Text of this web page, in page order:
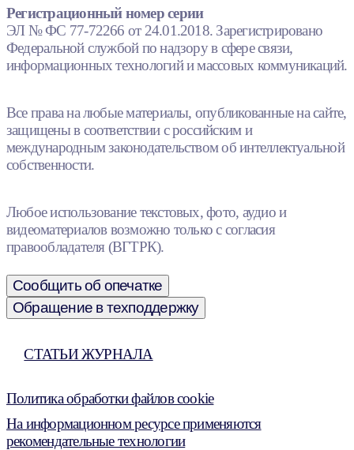
Регистрационный номер серии
ЭЛ № ФС 77-72266 от 24.01.2018. Зарегистрировано
Федеральной службой по надзору в сфере связи,
информационных технологий и массовых коммуникаций.
Все права на любые материалы, опубликованные на сайте,
защищены в соответствии с российским и
международным законодательством об интеллектуальной
собственности.
Любое использование текстовых, фото, аудио и
видеоматериалов возможно только с согласия
правообладателя (ВГТРК).
Сообщить об опечатке
Обращение в техподдержку
СТАТЬИ ЖУРНАЛА
Политика обработки файлов cookie
На информационном ресурсе применяются
рекомендательные технологии